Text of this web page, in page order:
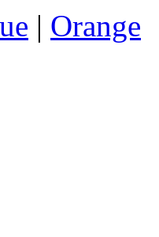
| Orange